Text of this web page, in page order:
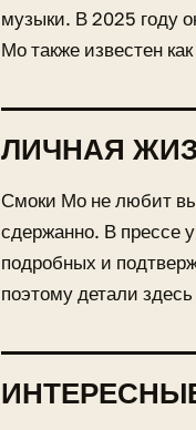
музыки. В 2025 году
Мо также известен
ЛИЧНАЯ
Смоки Мо не любит
сдержанно. В прессе
подробных и
поэтому детали